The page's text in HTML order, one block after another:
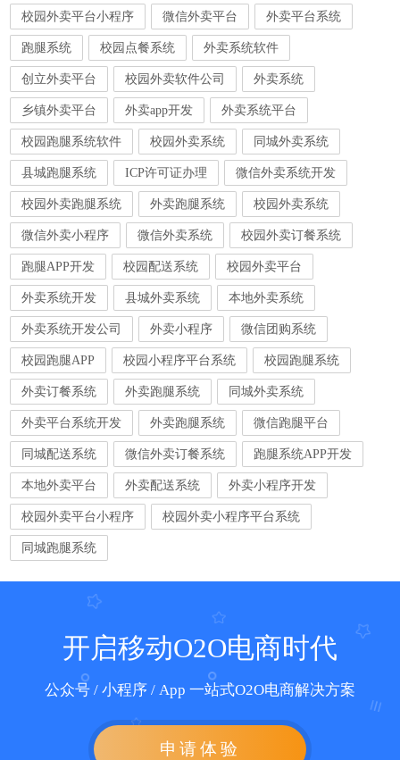
校园外卖平台小程序 微信外卖平台 外卖平台系统
跑腿系统 校园点餐系统 外卖系统软件
创立外卖平台 校园外卖软件公司 外卖系统
乡镇外卖平台 外卖app开发 外卖系统平台
校园跑腿系统软件 校园外卖系统 同城外卖系统
县城跑腿系统 ICP许可证办理 微信外卖系统开发
校园外卖跑腿系统 外卖跑腿系统 校园外卖系统
微信外卖小程序 微信外卖系统 校园外卖订餐系统
跑腿APP开发 校园配送系统 校园外卖平台
外卖系统开发 县城外卖系统 本地外卖系统
外卖系统开发公司 外卖小程序 微信团购系统
校园跑腿APP 校园小程序平台系统 校园跑腿系统
外卖订餐系统 外卖跑腿系统 同城外卖系统
外卖平台系统开发 外卖跑腿系统 微信跑腿平台
同城配送系统 微信外卖订餐系统 跑腿系统APP开发
本地外卖平台 外卖配送系统 外卖小程序开发
校园外卖平台小程序 校园外卖小程序平台系统
同城跑腿系统
开启移动O2O电商时代
公众号 / 小程序 / App 一站式O2O电商解决方案
申请体验